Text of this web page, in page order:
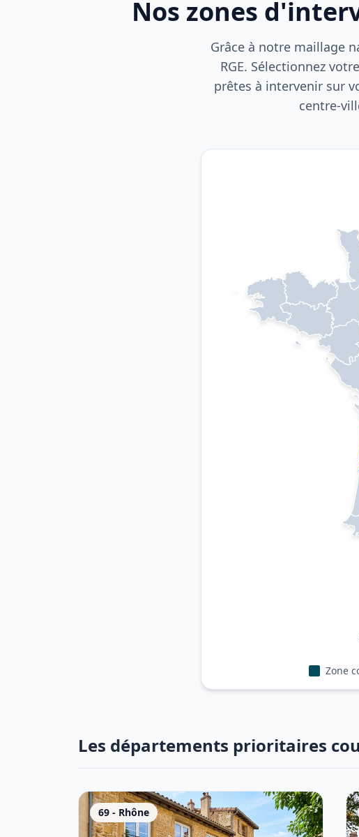
Nos zones
Grâce à notre maillage
RGE. Sélectionnez
prêtes à intervenir sur
centre-
Zone
Les départements prioritaires
69 - Rhône